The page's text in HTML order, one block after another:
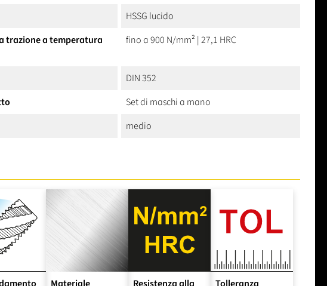
HSSG lucido
trazione a temperatura
fino a 900 N/mm² | 27,1 HRC
DIN 352
Set di maschi a mano
medio